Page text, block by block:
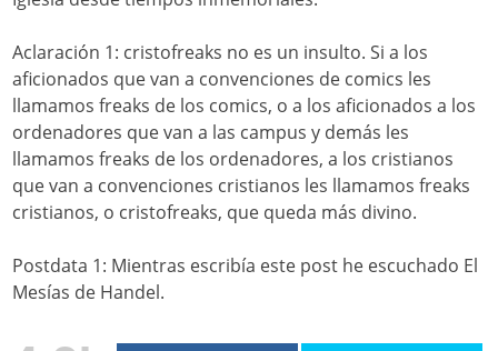
Aclaración 1: cristofreaks no es un insulto. Si a los
aficionados que van a convenciones de comics les
llamamos freaks de los comics, o a los aficionados a los
ordenadores que van a las campus y demás les
llamamos freaks de los ordenadores, a los cristianos
que van a convenciones cristianos les llamamos freaks
cristianos, o cristofreaks, que queda más divino.
Postdata 1: Mientras escribía este post he escuchado El
Mesías de Handel.